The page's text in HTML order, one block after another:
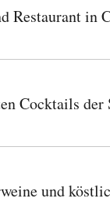
Restaurant in
Cocktails der
und